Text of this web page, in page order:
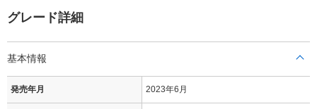
グレード詳細
基本情報
発売年月 2023年6月